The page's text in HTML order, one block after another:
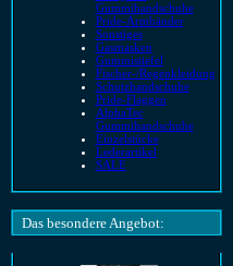
Gummihandschuhe
Pride-Armbänder
Sonstiges
Gasmasken
Gummistiefel
Fischer-/Regenkleidung
Schutzhandschuhe
Pride-Flaggen
AlphaTec
Gummihandschuhe
Einzelstücke
Lederartikel
SALE
Das besondere Angebot: